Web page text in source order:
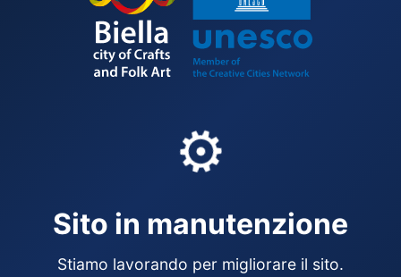
⚙️
Sito in manutenzione
Stiamo lavorando per migliorare il sito.